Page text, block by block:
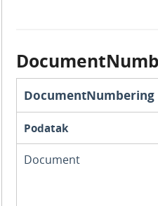
DocumentNumbering
Podatak
Document